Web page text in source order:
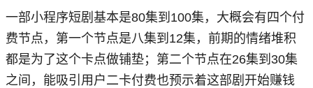
一部小程序短剧基本是80集到100集，大概会有四个付
费节点，第一个节点是八集到12集，前期的情绪堆积
都是为了这个卡点做铺垫；第二个节点在26集到30集
之间，能吸引用户二卡付费也预示着这部剧开始赚钱